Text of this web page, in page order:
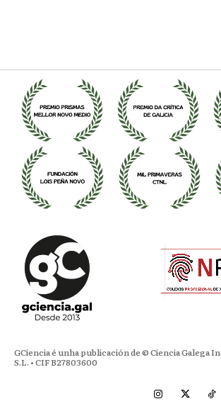
GCiencia é unha publicación de © Ciencia Galega
S.L. • CIF B27803600